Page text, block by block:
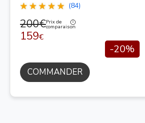
(84)
200€Prix de
comparaison
159€
-20%
COMMANDER